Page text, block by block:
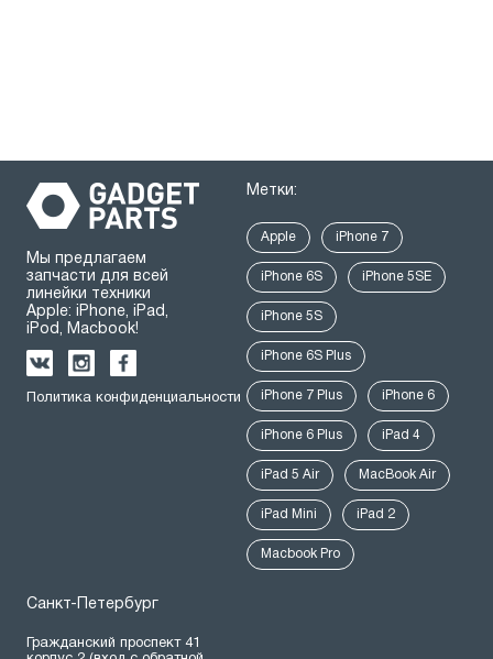
Мы предлагаем
запчасти для всей
линейки техники
Apple: iPhone, iPad,
iPod, Macbook!
Политика конфиденциальности
Метки:
Apple iPhone 7
iPhone 6S iPhone 5SE
iPhone 5S
iPhone 6S Plus
iPhone 7 Plus iPhone 6
iPhone 6 Plus iPad 4
iPad 5 Air MacBook Air
iPad Mini iPad 2
Macbook Pro
Санкт-Петербург
Гражданский проспект 41